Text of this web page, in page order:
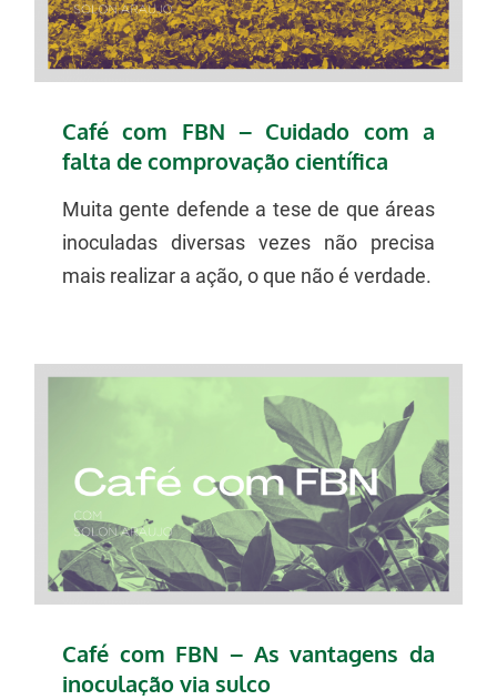
Café com FBN – Cuidado com a
falta de comprovação científica
Muita gente defende a tese de que áreas
inoculadas diversas vezes não precisa
mais realizar a ação, o que não é verdade.
Café com FBN – As vantagens da
inoculação via sulco